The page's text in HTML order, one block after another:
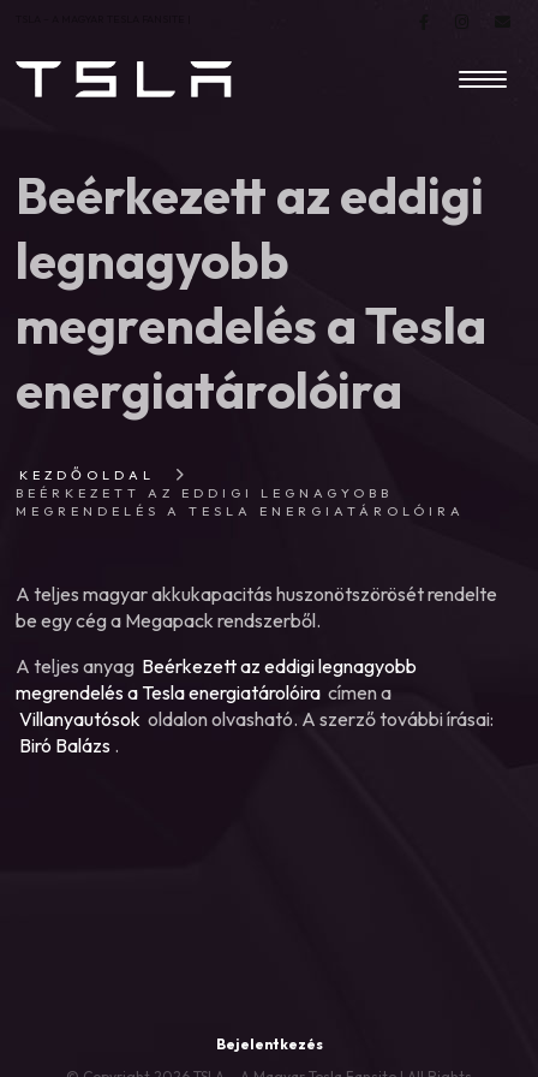
Beérkezett az eddigi
legnagyobb
megrendelés a Tesla
energiatárolóira
KEZDŐOLDAL
BEÉRKEZETT AZ EDDIGI LEGNAGYOBB
MEGRENDELÉS A TESLA ENERGIATÁROLÓIRA
A teljes magyar akkukapacitás huszonötszörösét rendelte
be egy cég a Megapack rendszerből.
A teljes anyag Beérkezett az eddigi legnagyobb
megrendelés a Tesla energiatárolóira címen a
Villanyautósok oldalon olvasható. A szerző további írásai:
Biró Balázs .
Bejelentkezés